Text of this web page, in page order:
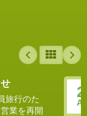
旅行のた
業を再開